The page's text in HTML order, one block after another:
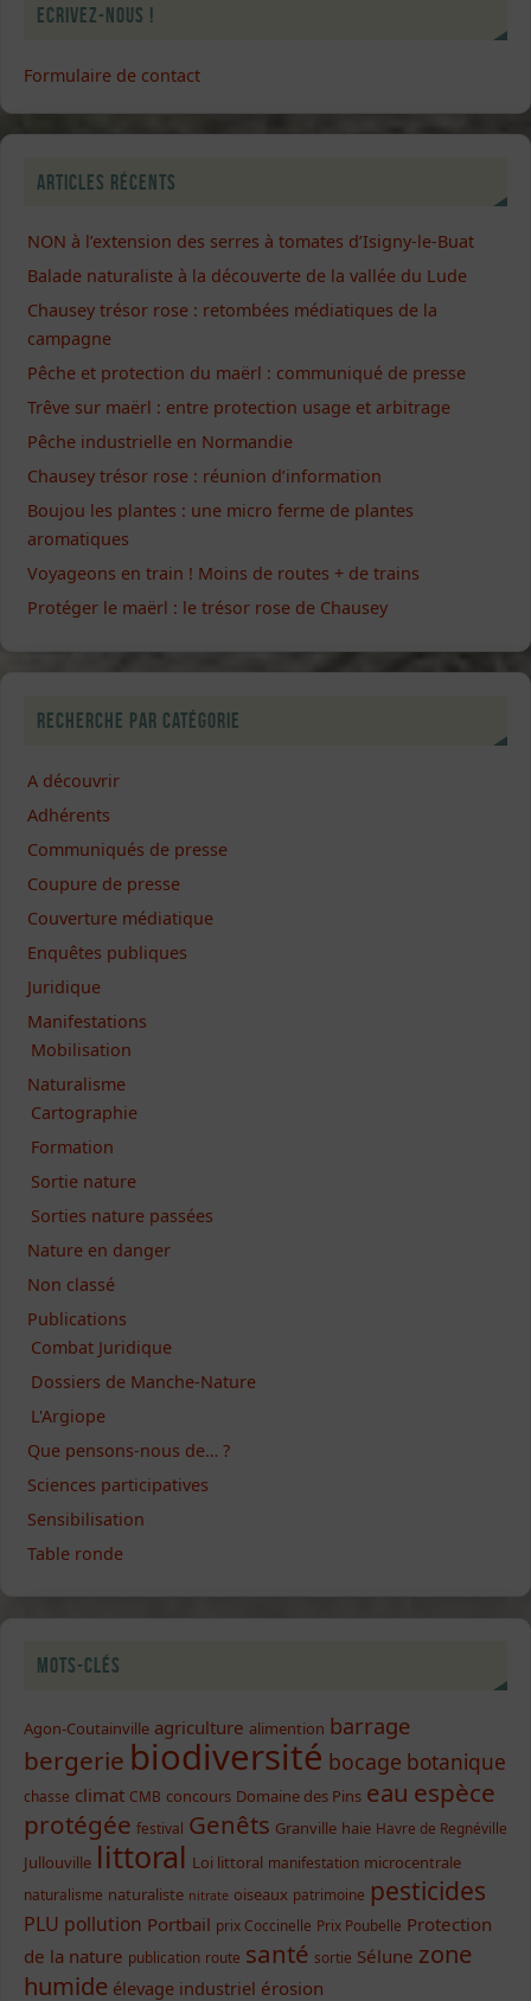
Ecrivez-nous !
Formulaire de contact
Articles récents
NON à l’extension des serres à tomates d’Isigny-le-Buat
Balade naturaliste à la découverte de la vallée du Lude
Chausey trésor rose : retombées médiatiques de la
campagne
Pêche et protection du maërl : communiqué de presse
Trêve sur maërl : entre protection usage et arbitrage
Pêche industrielle en Normandie
Chausey trésor rose : réunion d’information
Boujou les plantes : une micro ferme de plantes
aromatiques
Voyageons en train ! Moins de routes + de trains
Protéger le maërl : le trésor rose de Chausey
Recherche par catégorie
A découvrir
Adhérents
Communiqués de presse
Coupure de presse
Couverture médiatique
Enquêtes publiques
Juridique
Manifestations
Mobilisation
Naturalisme
Cartographie
Formation
Sortie nature
Sorties nature passées
Nature en danger
Non classé
Publications
Combat Juridique
Dossiers de Manche-Nature
L'Argiope
Que pensons-nous de… ?
Sciences participatives
Sensibilisation
Table ronde
Mots-clés
Agon-Coutainville agriculture alimention barrage
bergerie biodiversité bocage botanique
chasse climat CMB concours Domaine des Pins eau espèce
protégée festival Genêts Granville haie Havre de Regnéville
Jullouville littoral Loi littoral manifestation microcentrale
naturalisme naturaliste nitrate oiseaux patrimoine pesticides
PLU pollution Portbail prix Coccinelle Prix Poubelle Protection
de la nature publication route santé sortie Sélune zone
humide élevage industriel érosion